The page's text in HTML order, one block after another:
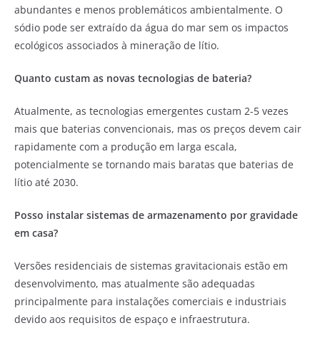
abundantes e menos problemáticos ambientalmente. O
sódio pode ser extraído da água do mar sem os impactos
ecológicos associados à mineração de lítio.
Quanto custam as novas tecnologias de bateria?
Atualmente, as tecnologias emergentes custam 2-5 vezes
mais que baterias convencionais, mas os preços devem cair
rapidamente com a produção em larga escala,
potencialmente se tornando mais baratas que baterias de
lítio até 2030.
Posso instalar sistemas de armazenamento por gravidade
em casa?
Versões residenciais de sistemas gravitacionais estão em
desenvolvimento, mas atualmente são adequadas
principalmente para instalações comerciais e industriais
devido aos requisitos de espaço e infraestrutura.